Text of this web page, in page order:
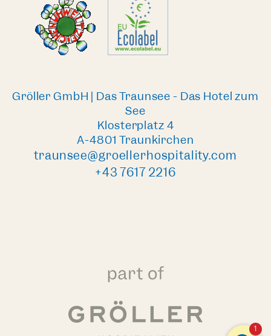
Gröller GmbH | Das Traunsee - Das Hotel zum
See
Klosterplatz 4
A-4801 Traunkirchen
traunsee@groellerhospitality.com
+43 7617 2216
1